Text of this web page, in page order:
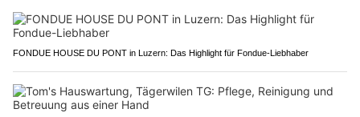
FONDUE HOUSE DU PONT in Luzern: Das Highlight für Fondue-Liebhaber